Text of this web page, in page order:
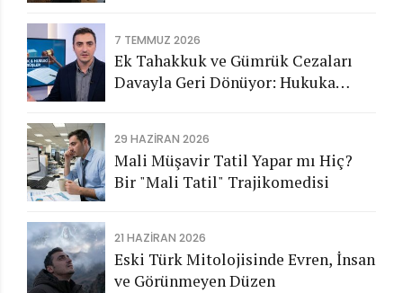
7 TEMMUZ 2026
Ek Tahakkuk ve Gümrük Cezaları
Davayla Geri Dönüyor: Hukuka
29 HAZIRAN 2026
Mali Müşavir Tatil Yapar mı Hiç?
Bir "Mali Tatil" Trajikomedisi
21 HAZIRAN 2026
Eski Türk Mitolojisinde Evren, İnsan
ve Görünmeyen Düzen